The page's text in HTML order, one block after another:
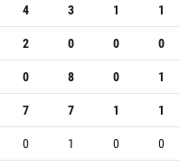
4 3 1
1
2 0 0
0
0 8 0
1
7 7 1
1
0 1 0
0